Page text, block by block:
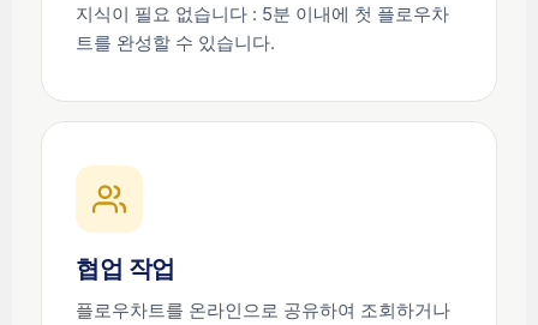
지식이 필요 없습니다 : 5분 이내에 첫 플로우차
트를 완성할 수 있습니다.
협업 작업
플로우차트를 온라인으로 공유하여 조회하거나